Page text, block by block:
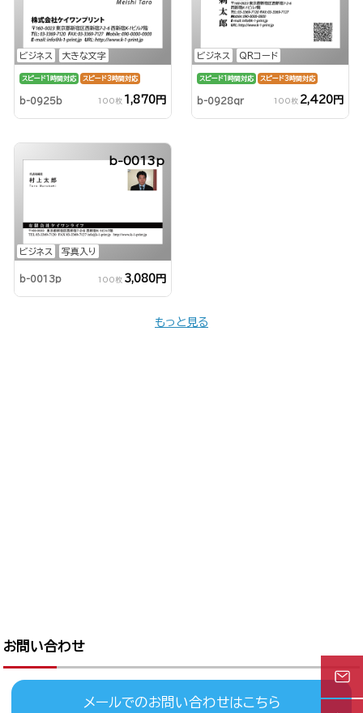
ビジネス 大きな文字
スピード1時間対応 スピード3時間対応
b-0925b 100枚 1,870円
ビジネス QRコード
スピード1時間対応 スピード3時間対応
b-0928qr 100枚 2,420円
ビジネス 写真入り
b-0013p
b-0013p 100枚 3,080円
もっと見る
お問い合わせ
メールでのお問い合わせはこちら